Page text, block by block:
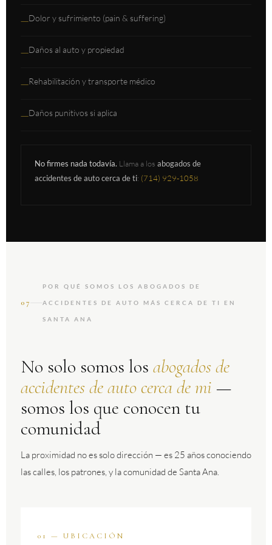
—Dolor y sufrimiento (pain & suffering)
—Daños al auto y propiedad
—Rehabilitación y transporte médico
—Daños punitivos si aplica
No firmes nada todavía. Llama a los abogados de
accidentes de auto cerca de ti: (714) 929-1058
07
POR QUÉ SOMOS LOS ABOGADOS DE
ACCIDENTES DE AUTO MÁS CERCA DE TI EN
SANTA ANA
No solo somos los abogados de
accidentes de auto cerca de mi —
somos los que conocen tu
comunidad
La proximidad no es solo dirección — es 25 años conociendo
las calles, los patrones, y la comunidad de Santa Ana.
01 — UBICACIÓN